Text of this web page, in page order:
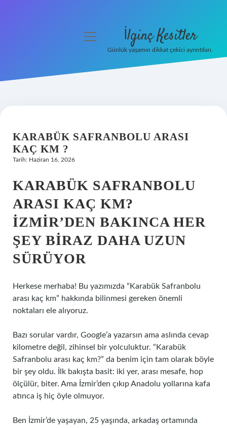
Hakkımızda
menüyü
İlginç Kesitler
Günlük yaşamın dikkat çekici ayrıntıları.
KARABÜK SAFRANBOLU ARASI
KAÇ KM ?
Tarih: Haziran 16, 2026
KARABÜK SAFRANBOLU
ARASI KAÇ KM?
İZMIR’DEN BAKINCA HER
ŞEY BIRAZ DAHA UZUN
SÜRÜYOR
Herkese merhaba! Bu yazımızda “Karabük Safranbolu
arası kaç km” hakkında bilinmesi gereken önemli
noktaları ele alıyoruz.
Bazı sorular vardır, Google’a yazarsın ama aslında cevap
kilometre değil, zihinsel bir yolculuktur. “Karabük
Safranbolu arası kaç km?” da benim için tam olarak böyle
bir şey oldu. İlk bakışta basit: iki yer, arası mesafe, hop
ölçülür, biter. Ama İzmir’den çıkıp Anadolu yollarına kafa
atınca iş hiç öyle olmuyor.
Ben İzmir’de yaşayan, 25 yaşında, arkadaş ortamında